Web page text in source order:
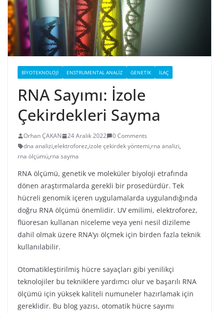
BIYOTEKNOLOJI ENSTRUMENTAL ANALIZ GENETIK İLAÇ
RNA Sayımı: İzole
Çekirdekleri Sayma
Orhan ÇAKAN 24 Aralık 2022
0 Comments
dna analizi,elektroforez,izole çekirdek yöntemi,rna analizi,
rna ölçümü,rna sayma
RNA ölçümü, genetik ve moleküler biyoloji etrafında
dönen araştırmalarda gerekli bir prosedürdür. Tek
hücreli genomik içeren uygulamalarda uygulandığında
doğru RNA ölçümü önemlidir. UV emilimi, elektroforez,
flüoresan kullanan niceleme veya yeni nesil dizileme
dahil olmak üzere RNA’yı ölçmek için birden fazla teknik
kullanılabilir.
Otomatikleştirilmiş hücre sayaçları gibi yenilikçi
teknolojiler bu tekniklere yardımcı olur ve başarılı RNA
ölçümü için yüksek kaliteli numuneler hazırlamak için
gereklidir. Bu blog yazısı, otomatik hücre sayımı